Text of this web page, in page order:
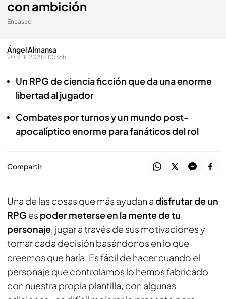
con ambición
Encased
Ángel Almansa
20 SEP 2021 - 10:36h.
Un RPG de ciencia ficción que da una enorme
libertad al jugador
Combates por turnos y un mundo post-
apocalíptico enorme para fanáticos del rol
Compartir
Una de las cosas que más ayudan adisfrutar de un
RPG es poder meterse en la mente de tu
personaje, jugar a través de sus motivaciones y
tomar cada decisión basándonos en lo que
creemos que haría. Es fácil de hacer cuando el
personaje que controlamos lo hemos fabricado
con nuestra propia plantilla, con algunas